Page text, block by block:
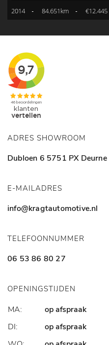
2014 84.651km €12.445
ADRES SHOWROOM
Dubloen 6 5751 PX Deurne
E-MAILADRES
info@kragtautomotive.nl
TELEFOONNUMMER
06 53 86 80 27
OPENINGSTIJDEN
MA:
op afspraak
DI:
op afspraak